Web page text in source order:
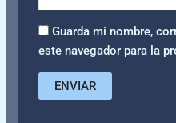
Guarda mi nombre,
este navegador para la